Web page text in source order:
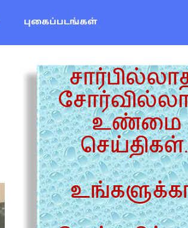
புகைப்படங்கள்